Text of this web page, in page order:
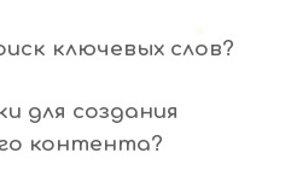
ключевых слов?
для создания
контента?